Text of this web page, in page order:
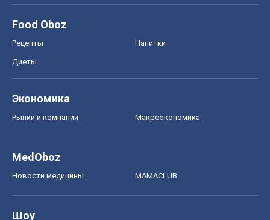
Food Oboz
Рецепты Напитки
Диеты
Экономика
Рынки и компании Mакроэкономика
MedOboz
Новости медицины MAMACLUB
Шоу